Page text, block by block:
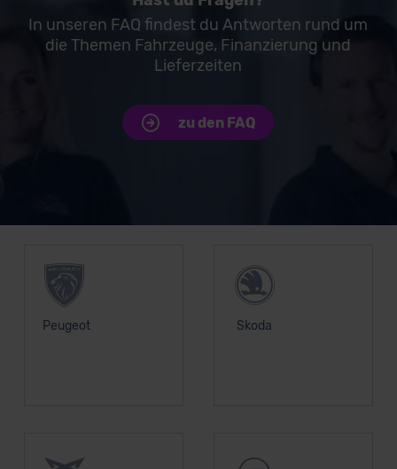
Datenschutzklauseln können Sie über den Kontakt zu
unserem Datenschutzbeauftragten unter
datenschutz@meinauto.de anfordern.
Datenschutzerklärung|Impressum
In unseren FAQ findest du Antworten rund um
die Themen Fahrzeuge, Finanzierung und
Lieferzeiten
zu den FAQ
Peugeot Skoda